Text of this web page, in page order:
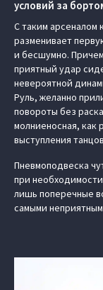
условий за
С таким арсеналом
разменивает
и бесшумно.
приятный удар
невероятной
Руль, желанно
повороты без
молниеносная, как
выступления
Пневмоподвеска
при
лишь поперечные
самыми